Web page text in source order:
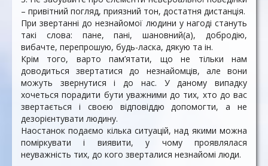
– привітний погляд, приязний тон, достатня дистанція.
При звертанні до незнайомої людини у нагоді стануть
такі слова: пане, пані, шановний(а), добродію,
вибачте, перепрошую, будь-ласка, дякую та ін.
Крім того, варто пам’ятати, що не тільки нам
доводиться звертатися до незнайомців, але вони
можуть звернутися і до нас. У даному випадку
хочеться порадити бути уважними до тих, хто до вас
звертається і своєю відповіддю допомогти, а не
дезорієнтувати людину.
Наостанок подаємо кілька ситуацій, над якими можна
поміркувати і виявити, у чому проявлялася
неуважність тих, до кого зверталися незнайомі люди.